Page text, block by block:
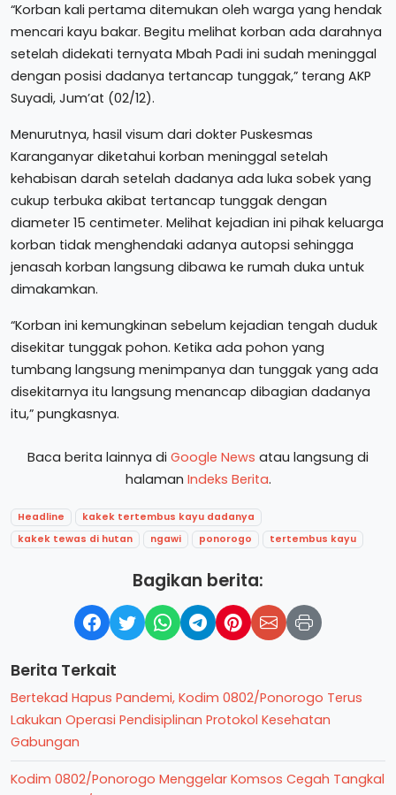
“Korban kali pertama ditemukan oleh warga yang hendak
mencari kayu bakar. Begitu melihat korban ada darahnya
setelah didekati ternyata Mbah Padi ini sudah meninggal
dengan posisi dadanya tertancap tunggak,” terang AKP
Suyadi, Jum’at (02/12).
Menurutnya, hasil visum dari dokter Puskesmas
Karanganyar diketahui korban meninggal setelah
kehabisan darah setelah dadanya ada luka sobek yang
cukup terbuka akibat tertancap tunggak dengan
diameter 15 centimeter. Melihat kejadian ini pihak keluarga
korban tidak menghendaki adanya autopsi sehingga
jenasah korban langsung dibawa ke rumah duka untuk
dimakamkan.
“Korban ini kemungkinan sebelum kejadian tengah duduk
disekitar tunggak pohon. Ketika ada pohon yang
tumbang langsung menimpanya dan tunggak yang ada
disekitarnya itu langsung menancap dibagian dadanya
itu,” pungkasnya.
Baca berita lainnya di Google News atau langsung di
halaman Indeks Berita.
Headline
kakek tertembus kayu dadanya
kakek tewas di hutan
ngawi ponorogo tertembus kayu
Bagikan berita:
Berita Terkait
Bertekad Hapus Pandemi, Kodim 0802/Ponorogo Terus
Lakukan Operasi Pendisiplinan Protokol Kesehatan
Gabungan
Kodim 0802/Ponorogo Menggelar Komsos Cegah Tangkal